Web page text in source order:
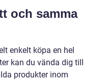
och samma
enkelt köpa en hel
kan du vända dig till
produkter inom